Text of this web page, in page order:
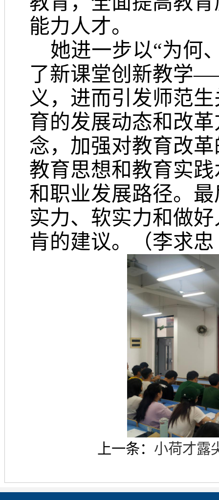
能力人才。
她进一步以“为何
了新课堂创新教学
义，进而引发师范
育的发展动态和改
念，加强对教育改
教育思想和教育实
和职业发展路径。
实力、软实力和做
肯的建议。（李求
上一条： 小荷才露